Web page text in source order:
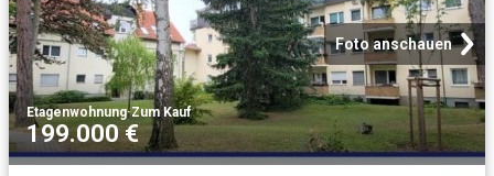
Foto anschauen
Etagenwohnung·Zum Kauf
199.000 €